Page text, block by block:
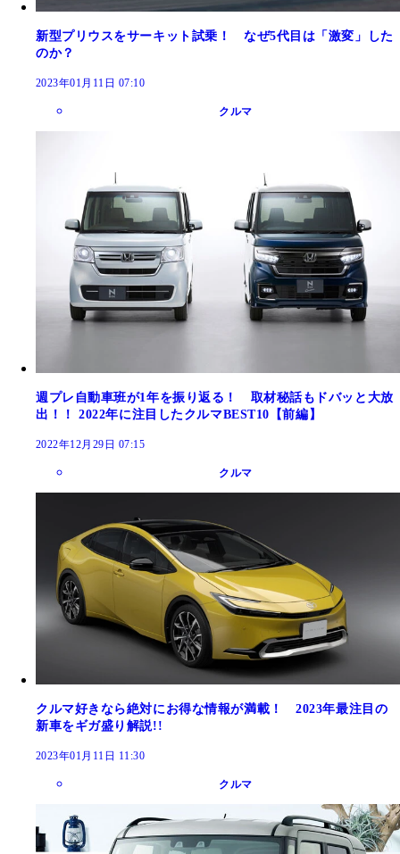
新型プリウスをサーキット試乗！ なぜ5代目は「激変」した
のか？
2023年01月11日 07:10
クルマ
週プレ自動車班が1年を振り返る！ 取材秘話もドバッと大放
出！！ 2022年に注目したクルマBEST10【前編】
2022年12月29日 07:15
クルマ
クルマ好きなら絶対にお得な情報が満載！ 2023年最注目の
新車をギガ盛り解説!!
2023年01月11日 11:30
クルマ